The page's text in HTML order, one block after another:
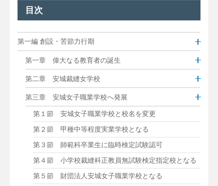
目次
第一編 創設・苦節力行期
第一章 偉大なる教育者の誕生
第二章 安城裁縫女学校
第三章 安城女子職業学校へ発展
第１節 安城女子職業学校と校名を変更
第２節 甲種中等程度実業学校となる
第３節 師範科卒業生に臨時検定試験認可
第４節 小学校裁縫科正教員無試験検定指定校となる
第５節 財団法人安城女子職業学校となる